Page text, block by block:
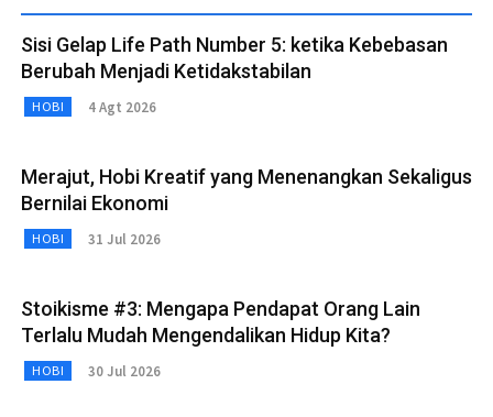
Sisi Gelap Life Path Number 5: ketika Kebebasan
Berubah Menjadi Ketidakstabilan
HOBI 4 Agt 2026
Merajut, Hobi Kreatif yang Menenangkan Sekaligus
Bernilai Ekonomi
HOBI 31 Jul 2026
Stoikisme #3: Mengapa Pendapat Orang Lain
Terlalu Mudah Mengendalikan Hidup Kita?
HOBI 30 Jul 2026